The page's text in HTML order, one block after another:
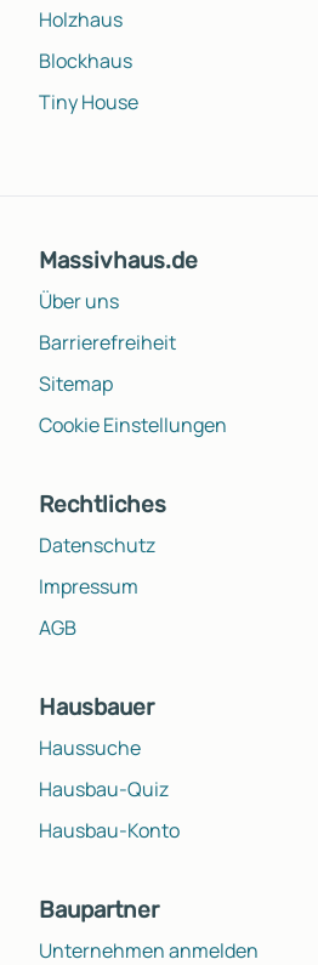
Holzhaus
Blockhaus
Tiny House
Massivhaus.de
Über uns
Barrierefreiheit
Sitemap
Cookie Einstellungen
Rechtliches
Datenschutz
Impressum
AGB
Hausbauer
Haussuche
Hausbau-Quiz
Hausbau-Konto
Baupartner
Unternehmen anmelden